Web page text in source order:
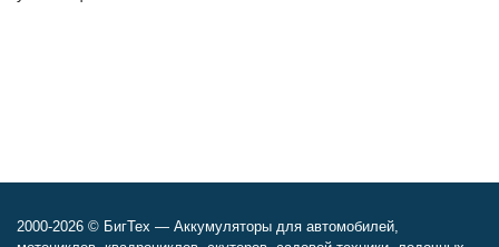
2000-2026 © БигТех — Аккумуляторы для автомобилей,